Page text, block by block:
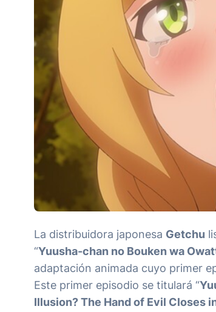
La distribuidora japonesa Getchu
“Yuusha-chan no Bouken wa
adaptación animada cuyo primer
Este primer episodio se titulará “
Illusion? The Hand of Evil Closes